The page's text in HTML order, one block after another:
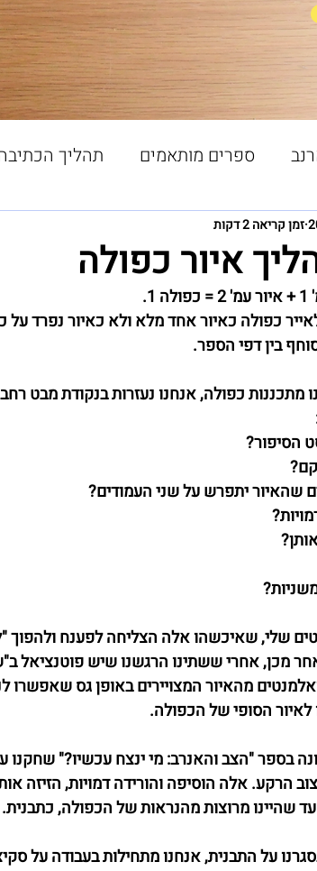
ספרים מותאמים תהליך
הסיפורים
איור כפולה
זמן קריאה 2 דקות
כפולה כאיור אחד מלא ולא כאיור נפרד
בין דפי הספר.
כפולה, אנחנו נעזרות בנקודת מבט
הסיפור?
שהאיור יתפרש על שני העמודים?
שלי, שאיכשהו אלה הצליחה לפענח
מכן, אחרי ששתינו הרגשנו שיש פוטנציאל
מהאיור המצויירים באופן גס שאפשרו
הסופי של הכפולה.
בספר "הצב והאנרב: מי ינצח עכשיו?" שחקנו
הרקע. אלה הוסיפה והורידה דמויות, הזיזה
עד שהיינו מרוצות מהנראות של הכפולה, כתבנית.
על התבנית, אנחנו מתחילות בעבודה על